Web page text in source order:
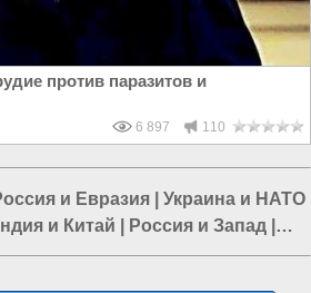
против паразитов и
6 897 110
и Евразия
Украина и НАТО
и Китай Россия и Запад